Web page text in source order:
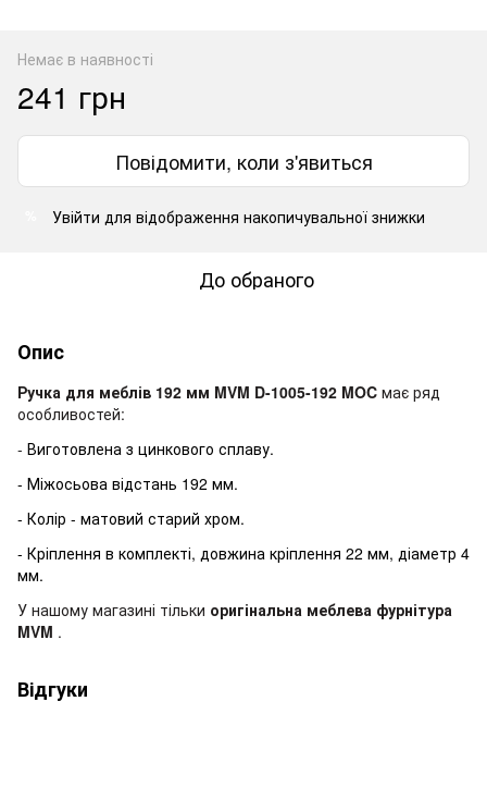
Немає в наявності
241 грн
Повідомити, коли з'явиться
Увійти для відображення накопичувальної знижки
До обраного
Опис
Ручка для меблів 192 мм MVM D-1005-192 MOC має ряд
особливостей:
- Виготовлена ​​з цинкового сплаву.
- Міжосьова відстань 192 мм.
- Колір - матовий старий хром.
- Кріплення в комплекті, довжина кріплення 22 мм, діаметр 4
мм.
У нашому магазині тільки оригінальна меблева фурнітура
MVM .
Відгуки